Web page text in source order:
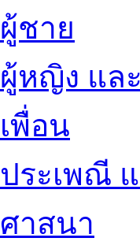
ผู้ชาย
ผู้หญิง แล
เพื่อน
ประเพณี
ศาสนา